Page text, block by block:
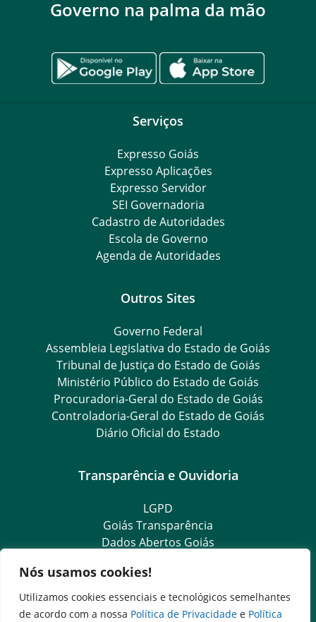
Nós usamos cookies!
Utilizamos cookies essenciais e tecnológicos semelhantes
de acordo com a nossa Política de Privacidade e Política
Governo na palma da mão
Serviços
Expresso Goiás
Expresso Aplicações
Expresso Servidor
SEI Governadoria
Cadastro de Autoridades
Escola de Governo
Agenda de Autoridades
Outros Sites
Governo Federal
Assembleia Legislativa do Estado de Goiás
Tribunal de Justiça do Estado de Goiás
Ministério Público do Estado de Goiás
Procuradoria-Geral do Estado de Goiás
Controladoria-Geral do Estado de Goiás
Diário Oficial do Estado
Transparência e Ouvidoria
LGPD
Goiás Transparência
Dados Abertos Goiás
e-SIC – Serviço Eletrônico de Informação ao Cidadão
Ouvidoria Setorial (Expresso)
Ouvidoria Setorial (Presencial)